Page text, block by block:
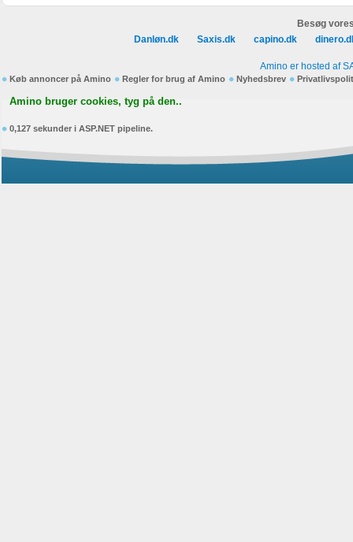
Besøg
Danløn.dk
Saxis.dk capino.dk
Amino er hosted af
Køb annoncer på Amino Regler for brug af Amino Nyhedsbrev
Amino bruger cookies, tyg på den..
0,127 sekunder i ASP.NET pipeline.